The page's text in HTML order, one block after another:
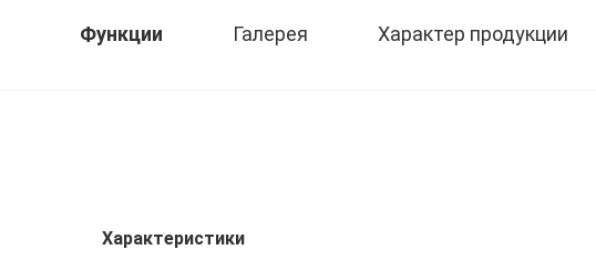
Функции Галерея Характер продукции
Характеристики